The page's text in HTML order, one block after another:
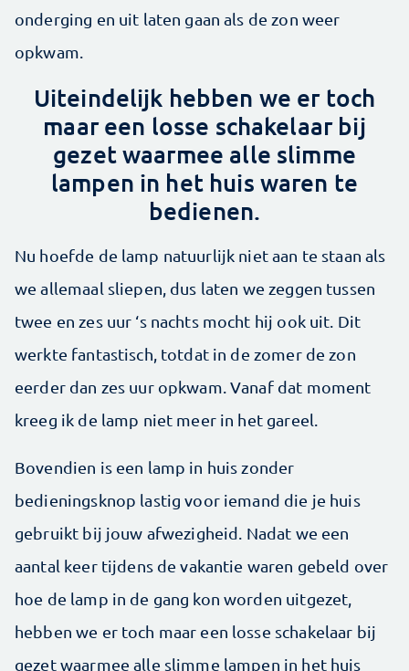
onderging en uit laten gaan als de zon weer
opkwam.
Uiteindelijk hebben we er toch
maar een losse schakelaar bij
gezet waarmee ­alle slimme
lampen in het huis waren te
bedienen.
Nu hoefde de lamp natuurlijk niet aan te staan als
we allemaal sliepen, dus laten we zeggen tussen
twee en zes uur ‘s nachts mocht hij ook uit. Dit
werkte fantastisch, totdat in de zomer de zon
eerder dan zes uur opkwam. Vanaf dat moment
kreeg ik de lamp niet meer in het gareel.
Bovendien is een lamp in huis zonder
bedieningsknop lastig voor iemand die je huis
gebruikt bij jouw afwezigheid. Nadat we een
aantal keer tijdens de vakantie waren gebeld over
hoe de lamp in de gang kon worden uitgezet,
hebben we er toch maar een losse schakelaar bij
gezet waarmee ­alle slimme lampen in het huis